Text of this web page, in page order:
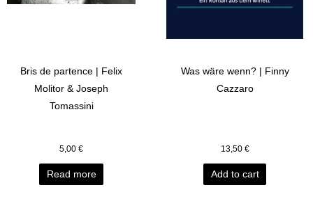
Bris de partence | Felix
Molitor & Joseph
Tomassini
5,00 €
Read more
Was wäre wenn? | Finny
Cazzaro
13,50 €
Add to cart